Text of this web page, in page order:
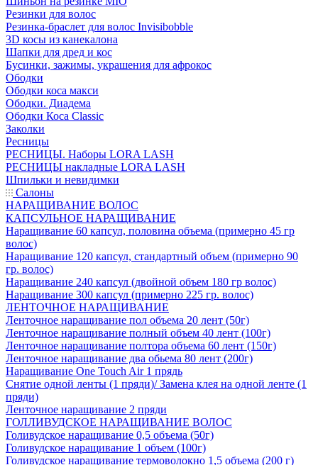
Резинки для волос
Резинка-браслет для волос Invisibobble
3D косы из канекалона
Шапки для дред и кос
Бусинки, зажимы, украшения для афрокос
Ободки
Ободки коса макси
Ободки. Диадема
Ободки Коса Classic
Заколки
Ресницы
РЕСНИЦЫ. Наборы LORA LASH
РЕСНИЦЫ накладные LORA LASH
Шпильки и невидимки
Салоны
НАРАЩИВАНИЕ ВОЛОС
КАПСУЛЬНОЕ НАРАЩИВАНИЕ
Наращивание 60 капсул, половина объема (примерно 45 гр
волос)
Наращивание 120 капсул, стандартный объем (примерно 90
гр. волос)
Наращивание 240 капсул (двойной объем 180 гр волос)
Наращивание 300 капсул (примерно 225 гр. волос)
ЛЕНТОЧНОЕ НАРАЩИВАНИЕ
Ленточное наращивание пол объема 20 лент (50г)
Ленточное наращивание полный объем 40 лент (100г)
Ленточное наращивание полтора объема 60 лент (150г)
Ленточное наращивание два обьема 80 лент (200г)
Наращивание One Touch Air 1 прядь
Снятие одной ленты (1 пряди)/ Замена клея на одной ленте (1
пряди)
Ленточное наращивание 2 пряди
ГОЛЛИВУДСКОЕ НАРАЩИВАНИЕ ВОЛОС
Голивудское наращивание 0,5 объема (50г)
Голивудское наращивание 1 объем (100г)
Голивудское наращивание термоволокно 1,5 объема (200 г)